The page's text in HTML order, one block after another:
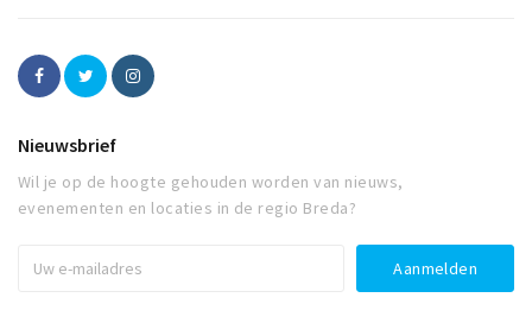
Nieuwsbrief
Wil je op de hoogte gehouden worden van nieuws,
evenementen en locaties in de regio Breda?